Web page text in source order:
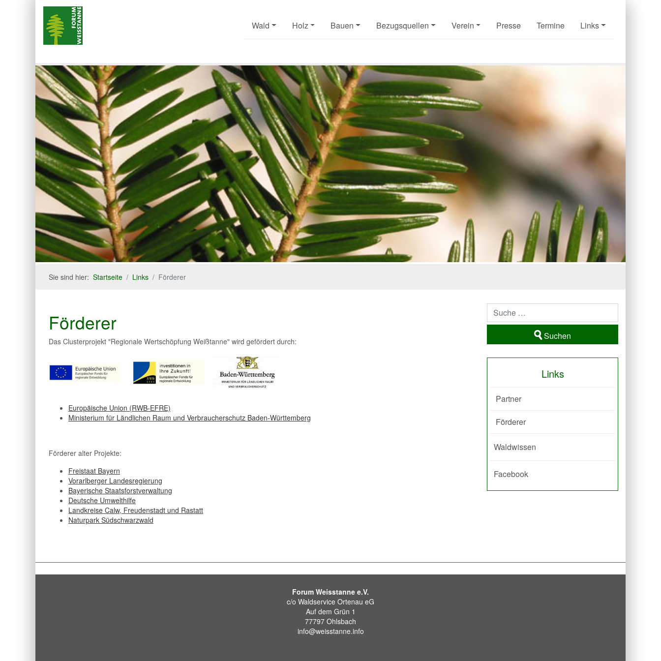
Wald Holz Bauen Bezugsquellen Verein Presse Termine Links
Sie sind hier:Startseite Links Förderer
Förderer
Das Clusterprojekt "Regionale Wertschöpfung Weißtanne" wird gefördert durch:
Europäische Union (RWB-EFRE)
Ministerium für Ländlichen Raum und Verbraucherschutz Baden-Württemberg
Förderer alter Projekte:
Freistaat Bayern
Vorarlberger Landesregierung
Bayerische Staatsforstverwaltung
Deutsche Umwelthilfe
Landkreise Calw, Freudenstadt und Rastatt
Naturpark Südschwarzwald
Suchen
Links
Partner
Förderer
Waldwissen
Facebook
Forum Weisstanne e.V.
c/o Waldservice Ortenau eG
Auf dem Grün 1
77797 Ohlsbach
info@weisstanne.info